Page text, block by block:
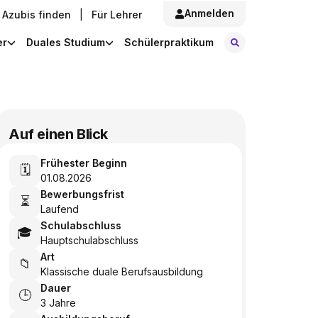
Azubis finden Für Lehrer Anmelden
Duales Studium Schülerpraktikum
Auf einen Blick
🗓️
Frühester Beginn
01.08.2026
⏳
Bewerbungsfrist
Laufend
🎓
Schulabschluss
Hauptschulabschluss
📁
Art
Klassische duale Berufsausbildung
🕒
Dauer
3 Jahre